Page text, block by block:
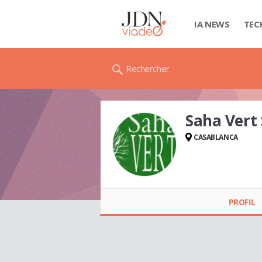
IA NEWS
Rechercher
Saha Vert
CASABLANCA
PROFIL